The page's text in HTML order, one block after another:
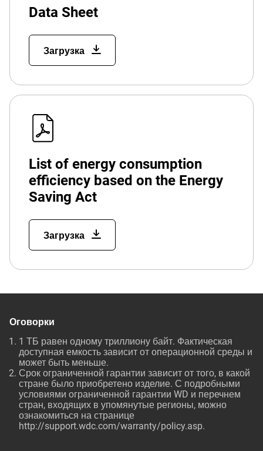
Data Sheet
Загрузка
List of energy consumption
efficiency based on the Energy
Saving Act
Загрузка
Оговорки
1 ТБ равен одному триллиону байт. Фактическая
доступная емкость зависит от операционной среды и
может быть меньше.
Срок ограниченной гарантии зависит от того, в какой
стране было приобретено изделие. С подробными
условиями ограниченной гарантии WD и перечнем
стран, входящих в упомянутые регионы, можно
ознакомиться на странице
http://support.wdc.com/warranty/policy.asp.